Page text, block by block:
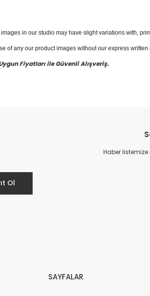
in our studio may have slight variations with,
of any our product images without our express
Fiyatları ile Güvenli Alışveriş.
Ol
Haber
SAYFALAR